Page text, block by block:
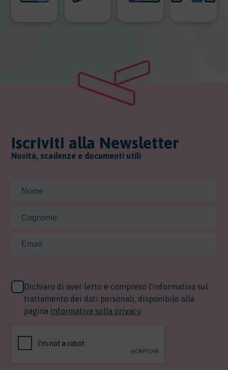
Iscriviti alla Newsletter
Novità, scadenze e documenti utili
Dichiaro di aver letto e compreso l'informativa sul
trattamento dei dati personali, disponibile alla
pagina Informativa sulla privacy.